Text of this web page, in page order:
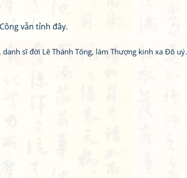
vẫn tỉnh đây.
sĩ đời Lê Thánh Tông, làm Thượng kinh xa Đô uý.